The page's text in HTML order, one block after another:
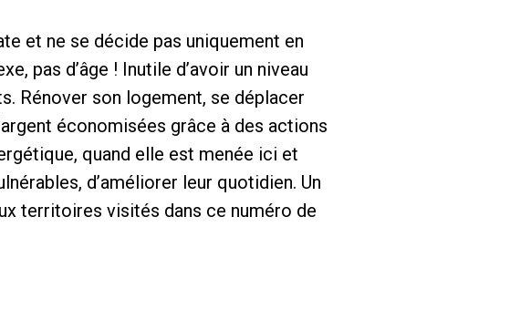
et ne se décide pas uniquement en
pas d’âge ! Inutile d’avoir un niveau
Rénover son logement, se déplacer
économisées grâce à des actions
quand elle est menée ici et
d’améliorer leur quotidien. Un
territoires visités dans ce numéro de